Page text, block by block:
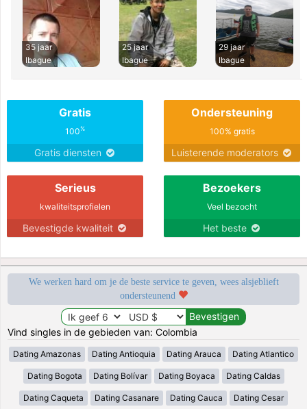
35 jaar
Ibague
25 jaar
Ibague
29 jaar
Ibague
Gratis
100%
Gratis diensten
Ondersteuning
100% gratis
Luisterende moderators
Serieus
kwaliteitsprofielen
Bevestigde kwaliteit
Bezoekers
Veel bezocht
Het beste
We werken hard om je de beste service te geven, wees alsjeblieft
ondersteunend
Vind singles in de gebieden van: Colombia
Dating Amazonas Dating Antioquia Dating Arauca Dating Atlantico
Dating Bogota Dating Bolívar Dating Boyaca Dating Caldas
Dating Caqueta Dating Casanare Dating Cauca Dating Cesar